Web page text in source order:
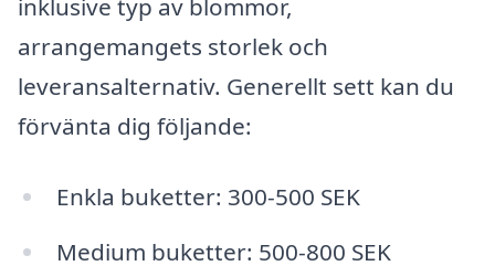
inklusive typ av blommor,
arrangemangets storlek och
leveransalternativ. Generellt sett kan du
förvänta dig följande:
Enkla buketter: 300-500 SEK
Medium buketter: 500-800 SEK